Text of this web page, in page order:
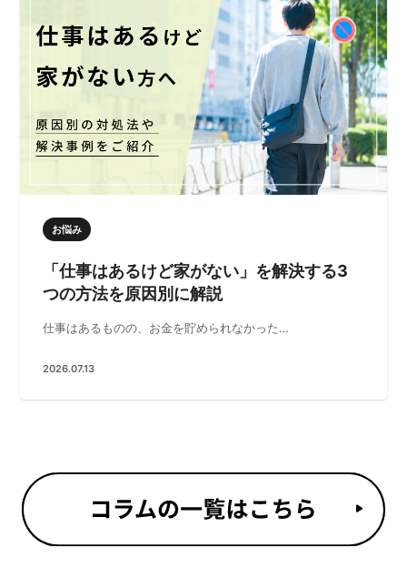
お悩み
「仕事はあるけど家がない」を解決する3
つの方法を原因別に解説
仕事はあるものの、お金を貯められなかった…
2026.07.13